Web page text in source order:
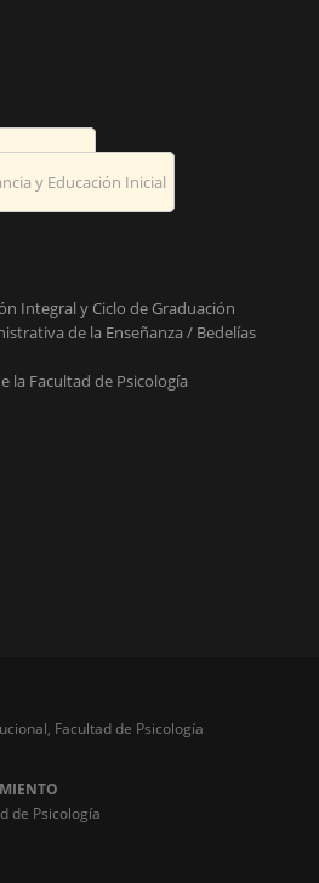
Educación
y Educación Inicial
Integral y Ciclo de Graduación
de la Enseñanza / Bedelías
la Facultad de Psicología
Facultad de Psicología
de Psicología